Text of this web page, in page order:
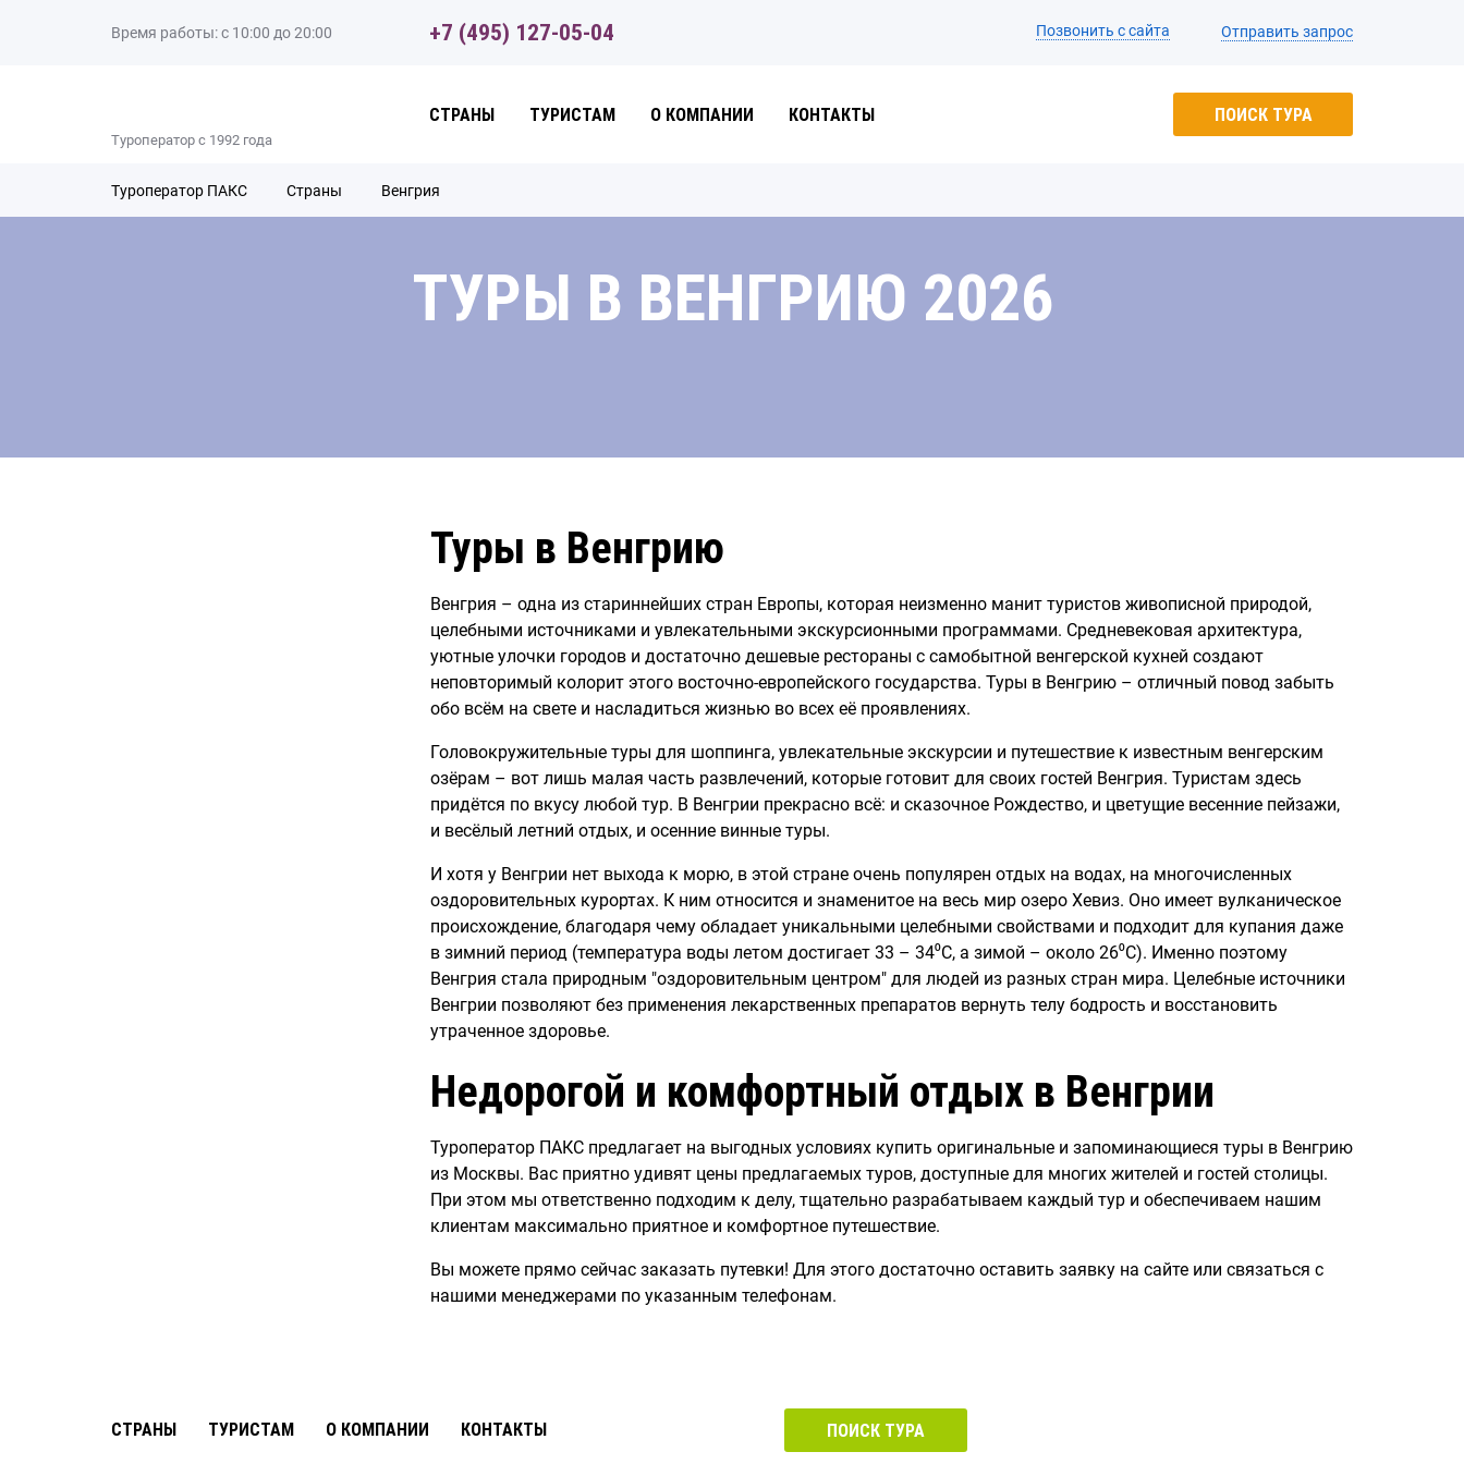
Время работы: с 10:00 до 20:00 +7 (495) 127-05-04 Позвонить с сайта Отправить запрос
Туроператор с 1992 года
CТРАНЫ ТУРИСТАМ О КОМПАНИИ КОНТАКТЫ ПОИСК ТУРА
Туроператор ПАКС Cтраны Венгрия
ТУРЫ В ВЕНГРИЮ 2026
Туры в Венгрию
Венгрия – одна из стариннейших стран Европы, которая неизменно манит туристов живописной природой,
целебными источниками и увлекательными экскурсионными программами. Средневековая архитектура,
уютные улочки городов и достаточно дешевые рестораны с самобытной венгерской кухней создают
неповторимый колорит этого восточно-европейского государства. Туры в Венгрию – отличный повод забыть
обо всём на свете и насладиться жизнью во всех её проявлениях.
Головокружительные туры для шоппинга, увлекательные экскурсии и путешествие к известным венгерским
озёрам – вот лишь малая часть развлечений, которые готовит для своих гостей Венгрия. Туристам здесь
придётся по вкусу любой тур. В Венгрии прекрасно всё: и сказочное Рождество, и цветущие весенние пейзажи,
и весёлый летний отдых, и осенние винные туры.
И хотя у Венгрии нет выхода к морю, в этой стране очень популярен отдых на водах, на многочисленных
оздоровительных курортах. К ним относится и знаменитое на весь мир озеро Хевиз. Оно имеет вулканическое
происхождение, благодаря чему обладает уникальными целебными свойствами и подходит для купания даже
в зимний период (температура воды летом достигает 33 – 34⁰C, а зимой – около 26⁰C). Именно поэтому
Венгрия стала природным "оздоровительным центром" для людей из разных стран мира. Целебные источники
Венгрии позволяют без применения лекарственных препаратов вернуть телу бодрость и восстановить
утраченное здоровье.
Недорогой и комфортный отдых в Венгрии
Туроператор ПАКС предлагает на выгодных условиях купить оригинальные и запоминающиеся туры в Венгрию
из Москвы. Вас приятно удивят цены предлагаемых туров, доступные для многих жителей и гостей столицы.
При этом мы ответственно подходим к делу, тщательно разрабатываем каждый тур и обеспечиваем нашим
клиентам максимально приятное и комфортное путешествие.
Вы можете прямо сейчас заказать путевки! Для этого достаточно оставить заявку на сайте или связаться с
нашими менеджерами по указанным телефонам.
CТРАНЫ ТУРИСТАМ О КОМПАНИИ КОНТАКТЫ ПОИСК ТУРА